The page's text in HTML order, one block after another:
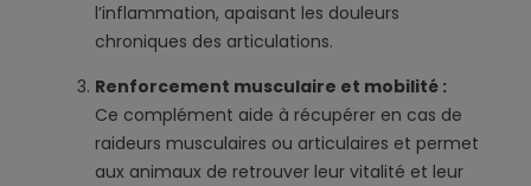
l’inflammation, apaisant les douleurs
chroniques des articulations.
Renforcement musculaire et mobilité :
Ce complément aide à récupérer en cas de
raideurs musculaires ou articulaires et permet
aux animaux de retrouver leur vitalité et leur